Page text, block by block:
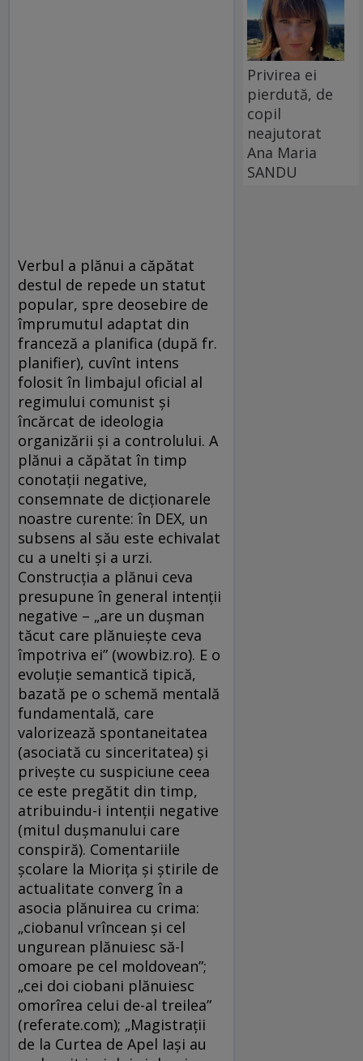
Verbul a plănui a căpătat
destul de repede un statut
popular, spre deosebire de
împrumutul adaptat din
franceză a planifica (după fr.
planifier), cuvînt intens
folosit în limbajul oficial al
regimului comunist și
încărcat de ideologia
organizării și a controlului. A
plănui a căpătat în timp
conotații negative,
consemnate de dicționarele
noastre curente: în DEX, un
subsens al său este echivalat
cu a unelti şi a urzi.
Construcţia a plănui ceva
presupune în general intenţii
negative – „are un duşman
tăcut care plănuieşte ceva
împotriva ei” (wowbiz.ro). E o
evoluție semantică tipică,
bazată pe o schemă mentală
fundamentală, care
valorizează spontaneitatea
(asociată cu sinceritatea) și
privește cu suspiciune ceea
ce este pregătit din timp,
atribuindu-i intenții negative
(mitul dușmanului care
conspiră). Comentariile
școlare la Miorița şi știrile de
actualitate converg în a
asocia plănuirea cu crima:
„ciobanul vrîncean și cel
ungurean plănuiesc să-l
omoare pe cel moldovean”;
„cei doi ciobani plănuiesc
omorîrea celui de-al treilea”
(referate.com); „Magistrații
de la Curtea de Apel Iași au
Privirea ei
pierdută, de
copil
neajutorat
Ana Maria
SANDU